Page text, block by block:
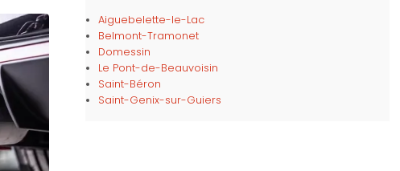
Aiguebelette-le-Lac
Belmont-Tramonet
Domessin
Le Pont-de-Beauvoisin
Saint-Béron
Saint-Genix-sur-Guiers